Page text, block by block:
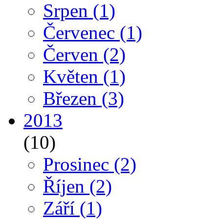
Srpen (1)
Červenec (1)
Červen (2)
Květen (1)
Březen (3)
2013
(10)
Prosinec (2)
Říjen (2)
Září (1)